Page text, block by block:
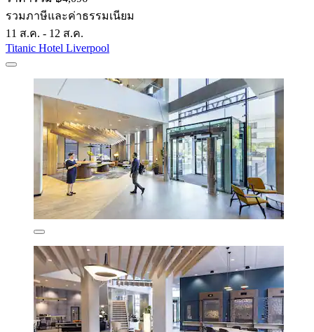
รวมภาษีและค่าธรรมเนียม
11 ส.ค. - 12 ส.ค.
Titanic Hotel Liverpool